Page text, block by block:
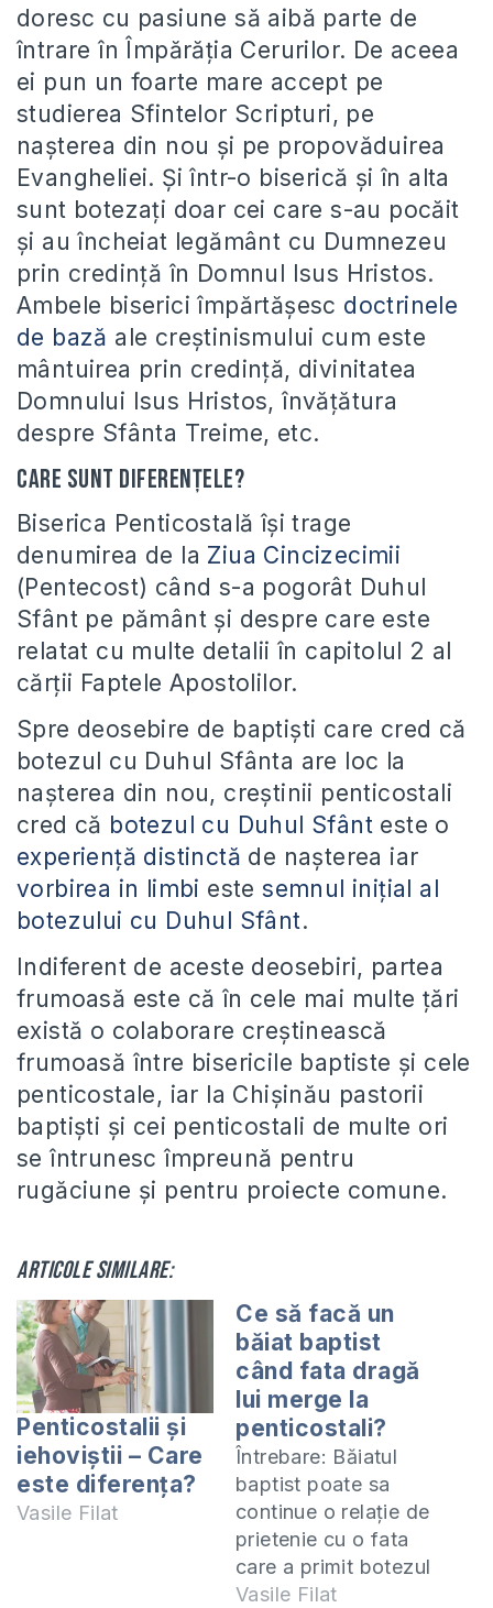
doresc cu pasiune să aibă parte de
întrare în Împărăţia Cerurilor. De aceea
ei pun un foarte mare accept pe
studierea Sfintelor Scripturi, pe
naşterea din nou şi pe propovăduirea
Evangheliei. Şi într-o biserică şi în alta
sunt botezaţi doar cei care s-au pocăit
şi au încheiat legământ cu Dumnezeu
prin credinţă în Domnul Isus Hristos.
Ambele biserici împărtăşesc doctrinele
de bază ale creştinismului cum este
mântuirea prin credinţă, divinitatea
Domnului Isus Hristos, învăţătura
despre Sfânta Treime, etc.
Care sunt diferenţele?
Biserica Penticostală îşi trage
denumirea de la Ziua Cincizecimii
(Pentecost) când s-a pogorât Duhul
Sfânt pe pământ şi despre care este
relatat cu multe detalii în capitolul 2 al
cărţii Faptele Apostolilor.
Spre deosebire de baptişti care cred că
botezul cu Duhul Sfânta are loc la
naşterea din nou, creştinii penticostali
cred că botezul cu Duhul Sfânt este o
experienţă distinctă de naşterea iar
vorbirea in limbi estesemnul iniţial al
botezului cu Duhul Sfânt.
Indiferent de aceste deosebiri, partea
frumoasă este că în cele mai multe ţări
există o colaborare creştinească
frumoasă între bisericile baptiste şi cele
penticostale, iar la Chişinău pastorii
baptişti şi cei penticostali de multe ori
se întrunesc împreună pentru
rugăciune şi pentru proiecte comune.
Articole similare:
Penticostalii şi
iehoviştii – Care
este diferenţa?
Vasile Filat
Ce să facă un
băiat baptist
când fata dragă
lui merge la
penticostali?
Întrebare: Băiatul
baptist poate sa
continue o relație de
prietenie cu o fata
care a primit botezul
cu Duhul Sfânt şi
Vasile Filat